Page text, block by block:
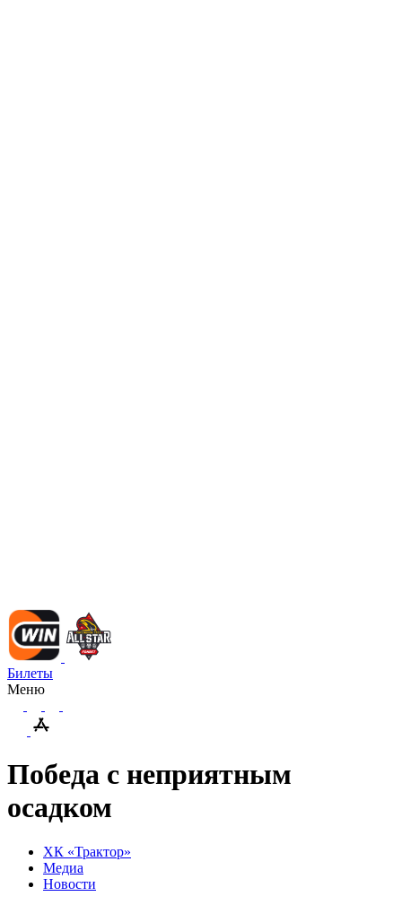
Билеты
Меню
Победа с неприятным
осадком
ХК «Трактор»
Медиа
Новости